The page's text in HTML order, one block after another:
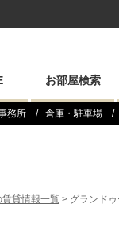
お部屋検索
務所 倉庫・駐車場
賃貸情報一覧 > グランド